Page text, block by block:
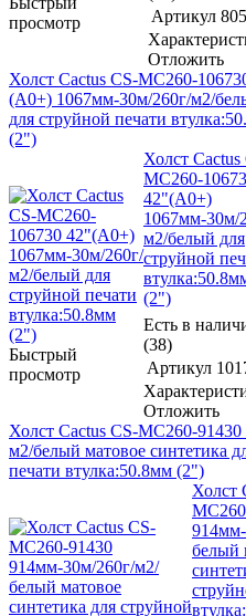
просмотр
Артикул
Отложить
Холст Cactus CS-MC260-
(A0+) 1067мм-30м/260г/м2/
для струйной печати
(2")
Быстрый
просмотр
Холст Cactus
MC260-
42"(A0+)
1067мм-30м/
м2/белый для
струйной
(2")
Есть в
(38)
Артикул
Отложить
Холст Cactus CS-MC260-
м2/белый матовое синтетика
печати втулка:50.8мм (2")
Холст
белый